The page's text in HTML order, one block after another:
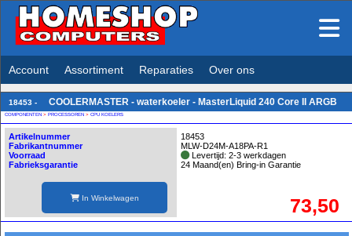
Account Assortiment Reparaties Over ons
18453 - COOLERMASTER - waterkoeler - MasterLiquid 240 Core II ARGB
COMPONENTEN > PROCESSOREN > CPU KOELERS
Artikelnummer
Fabrikantnummer
Voorraad
Fabrieksgarantie
In Winkelwagen
18453
MLW-D24M-A18PA-R1
Levertijd: 2-3 werkdagen
24 Maand(en) Bring-in Garantie
73,50